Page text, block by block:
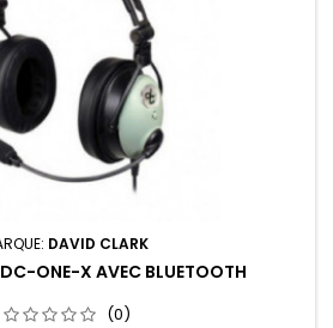
DAVID CLARK
ONE-X AVEC BLUETOOTH
(0)